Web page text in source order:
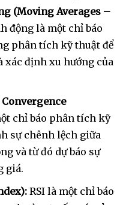
(Moving Averages –
động là một chỉ báo
phân tích kỹ thuật để
xác định xu hướng của
chỉ báo phân tích kỹ
sự chênh lệch giữa
và từ đó dự báo sự
giá.
RSI là một chỉ báo